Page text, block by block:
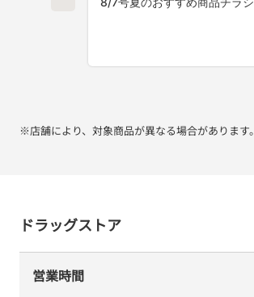
※店舗により、対象商品が異なる場合があります。
ドラッグストア
営業時間